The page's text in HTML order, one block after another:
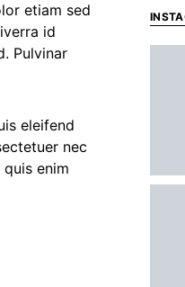
etiam sed
id
Pulvinar
eleifend
nec
enim